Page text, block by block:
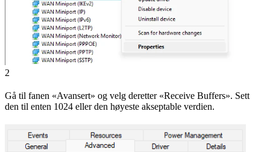
2
Gå til fanen «Avansert» og velg deretter «Receive Buffers». Sett
den til enten 1024 eller den høyeste akseptable verdien.